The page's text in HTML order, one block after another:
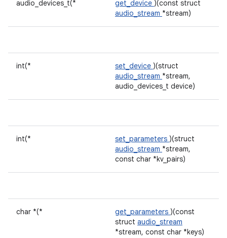
audio_devices_t(* get_device )(const struct
audio_stream *stream)
int(* set_device )(struct
audio_stream *stream,
audio_devices_t device)
int(* set_parameters )(struct
audio_stream *stream,
const char *kv_pairs)
char *(* get_parameters )(const
struct audio_stream
*stream, const char *keys)